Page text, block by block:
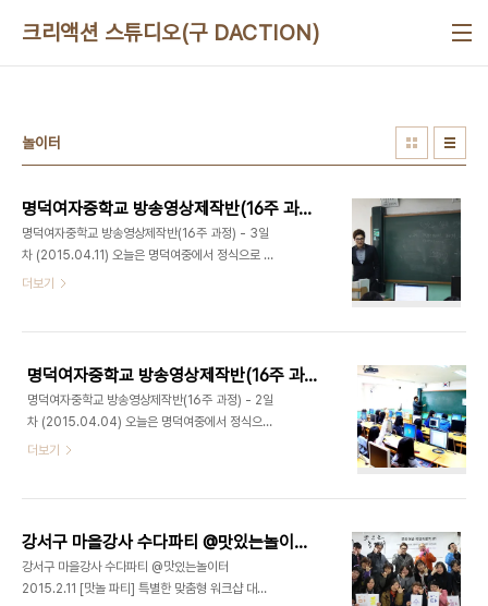
크리액션 스튜디오(구 DACTION)
놀이터
명덕여자중학교 방송영상제작반(16주 과정) - 3일차 (2015.04.11)
명덕여자중학교 방송영상제작반(16주 과정) - 3일
차 (2015.04.11) 오늘은 명덕여중에서 정식으로 두
번째 강의가 있는 날입니다. 따뜻한 봄 기운을 느끼며
다. 지난주 대표님이 내주셨던 미션! 바로 자신이 평
소에 찍어보고 싶었던 영상을 생각해서 오는 것이 였
습니다. 미션을 보아하니 오늘 어떤 주제로 수업이 진
행되었는지 느낌이 오시나요? 오늘의 수업주제는 '기
획'입니다. 저희 대표님은 기획이란, 영상촬영의 모든
은 결과물을 얻을 수 없을 뿐더러 촬영과는 달리 중간
더보기
명덕여자중학교 방송영상제작반(16주 과정) - 2일차 (2015.04.04)
명덕여자중학교 방송영상제작반(16주 과정) - 2일
차 (2015.04.04) 오늘은 명덕여중에서 정식으로
첫번째 강의가 있는 날입니다. 저희 대표님과 함께 기
해 소개를 하고 있으면, 학생들은각자 자리 앞에 위치
한 컴퓨터로 바로바로 검색을 했습니다! 강의를 진행
할 때마다 궁금한 점이 있으면 너나 할것 없이 대표님
께 질문을 쏟아냅니다. 대표님은 기분 좋게 각 질문마
더보기
강서구 마을강사 수다파티 @맛있는놀이터 2015.2.11
강서구 마을강사 수다파티 @맛있는놀이터
2015.2.11 [맛놀 파티] 특별한 맞춤형 워크샵 대상 :